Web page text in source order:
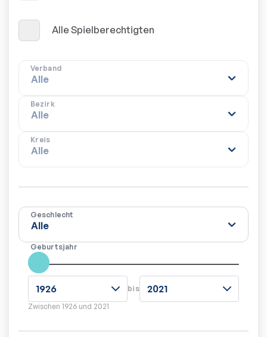
Alle Spielberechtigten
Verband
Bezirk
Kreis
Geschlecht
Geburtsjahr
bis
Zwischen 1926 und 2021